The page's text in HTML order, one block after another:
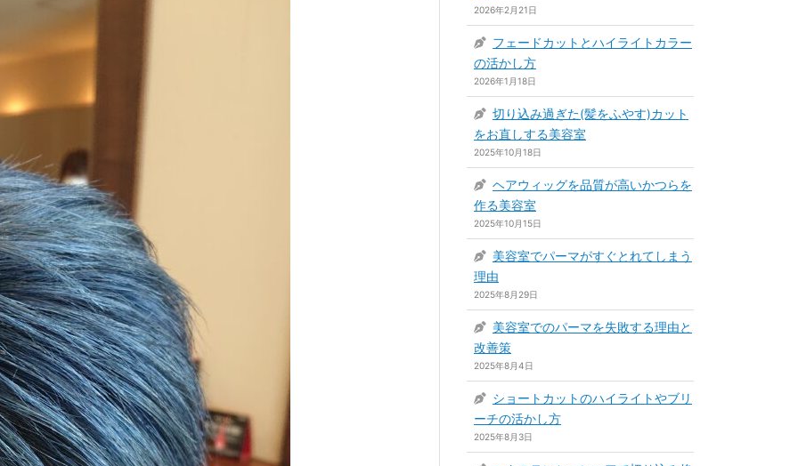
2026年2月21日
フェードカットとハイライトカラー
の活かし方
2026年1月18日
切り込み過ぎた(髪をふやす)カット
をお直しする美容室
2025年10月18日
ヘアウィッグを品質が高いかつらを
作る美容室
2025年10月15日
美容室でパーマがすぐとれてしまう
理由
2025年8月29日
美容室でのパーマを失敗する理由と
改善策
2025年8月4日
ショートカットのハイライトやブリ
ーチの活かし方
2025年8月3日